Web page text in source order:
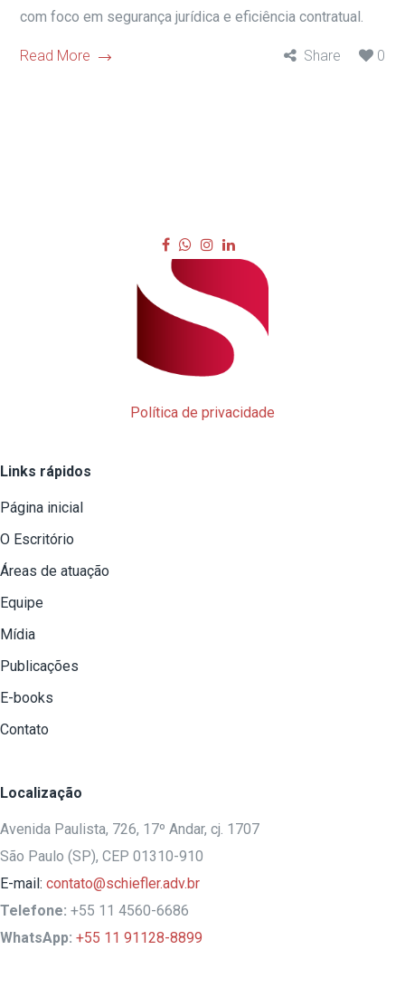
com foco em segurança jurídica e eficiência contratual.
Read More Share 0
Política de privacidade
Links rápidos
Página inicial
O Escritório
Áreas de atuação
Equipe
Mídia
Publicações
E-books
Contato
Localização
Avenida Paulista, 726, 17º Andar, cj. 1707
São Paulo (SP), CEP 01310-910
E-mail: contato@schiefler.adv.br
Telefone: +55 11 4560-6686
WhatsApp: +55 11 91128-8899